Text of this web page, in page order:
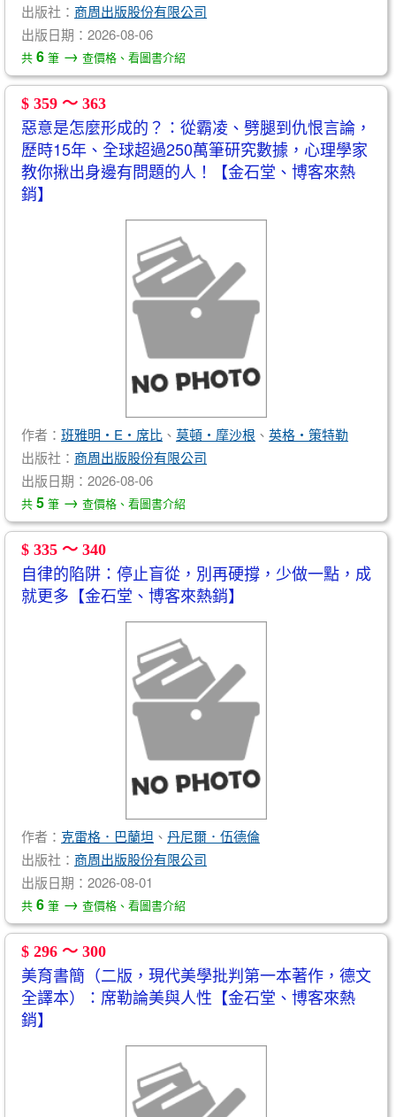
出版社： 商周出版股份有限公司
出版日期：2026-08-06
共 6 筆 → 查價格、看圖書介紹
$ 359 ～ 363
惡意是怎麼形成的？：從霸凌、劈腿到仇恨言論，
歷時15年、全球超過250萬筆研究數據，心理學家
教你揪出身邊有問題的人！【金石堂、博客來熱
銷】
作者： 班雅明‧E‧席比 、 莫頓‧摩沙根 、 英格‧策特勒
出版社： 商周出版股份有限公司
出版日期：2026-08-06
共 5 筆 → 查價格、看圖書介紹
$ 335 ～ 340
自律的陷阱：停止盲從，別再硬撐，少做一點，成
就更多【金石堂、博客來熱銷】
作者： 克雷格．巴蘭坦 、 丹尼爾．伍德倫
出版社： 商周出版股份有限公司
出版日期：2026-08-01
共 6 筆 → 查價格、看圖書介紹
$ 296 ～ 300
美育書簡（二版，現代美學批判第一本著作，德文
全譯本）：席勒論美與人性【金石堂、博客來熱
銷】